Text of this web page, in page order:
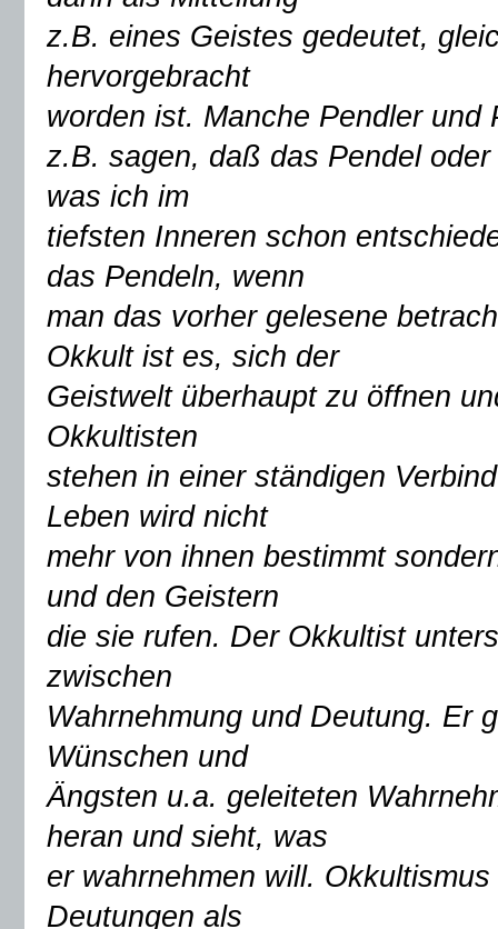
z.B. eines Geistes gedeutet,
hervorgebracht
worden ist. Manche Pendler
z.B. sagen, daß das Pendel
was ich im
tiefsten Inneren schon
das Pendeln, wenn
man das vorher gelesene
Okkult ist es, sich der
Geistwelt überhaupt zu öffnen
Okkultisten
stehen in einer ständigen
Leben wird nicht
mehr von ihnen bestimmt
und den Geistern
die sie rufen. Der Okkultist
zwischen
Wahrnehmung und Deutung. Er
Wünschen und
Ängsten u.a. geleiteten
heran und sieht, was
er wahrnehmen will.
Deutungen als